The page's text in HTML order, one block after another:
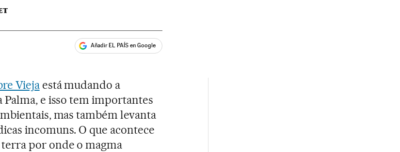
Añadir EL PAÍS en Google
Viejaestá mudando a
Palma, e isso tem importantes
mas também levanta
incomuns. O que acontece
por onde o magma